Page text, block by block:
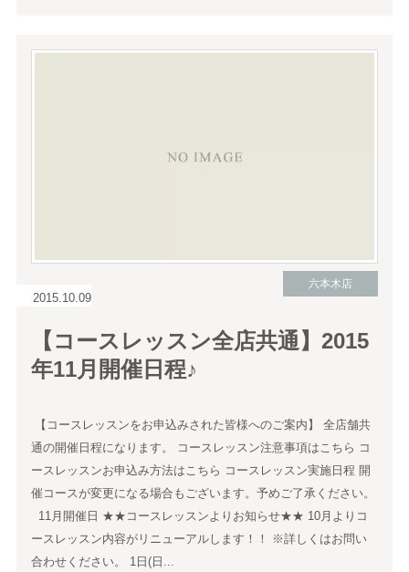
2015.10.09
六本木店
【コースレッスン全店共通】2015
年11月開催日程♪
【コースレッスンをお申込みされた皆様へのご案内】 全店舗共
通の開催日程になります。 コースレッスン注意事項はこちら コ
ースレッスンお申込み方法はこちら コースレッスン実施日程 開
催コースが変更になる場合もございます。予めご了承ください。
11月開催日 ★★コースレッスンよりお知らせ★★ 10月よりコ
ースレッスン内容がリニューアルします！！ ※詳しくはお問い
合わせください。 1日(日...